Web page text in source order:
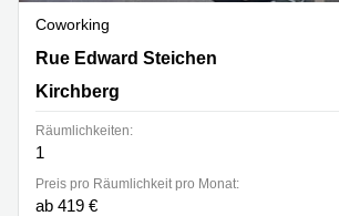
Coworking
2 Rue Edward Steichen,1<sup>er</sup>
l‘immeuble Oksigen, Kirchberg
Rue Edward Steichen
Kirchberg
Räumlichkeiten:
1
Preis pro Räumlichkeit pro Monat:
ab 419 €